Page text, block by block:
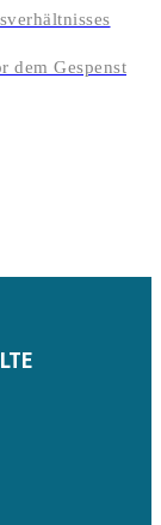
dem Gespenst